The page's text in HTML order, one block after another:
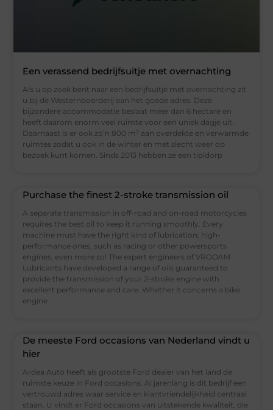
Een verassend bedrijfsuitje met overnachting
Als u op zoek bent naar een bedrijfsuitje met overnachting zit
u bij de Westernboerderij aan het goede adres. Deze
bijzondere accommodatie beslaat meer dan 6 hectare en
heeft daarom enorm veel ruimte voor een uniek dagje uit.
Daarnaast is er ook zo’n 800 m² aan overdekte en verwarmde
ruimtes zodat u ook in de winter en met slecht weer op
bezoek kunt komen. Sinds 2013 hebben ze een tipidorp
Purchase the finest 2-stroke transmission oil
A separate transmission in off-road and on-road motorcycles
requires the best oil to keep it running smoothly. Every
machine must have the right kind of lubrication; high-
performance ones, such as racing or other powersports
engines, even more so! The expert engineers of VROOAM
Lubricants have developed a range of oils guaranteed to
provide the transmission of your 2-stroke engine with
excellent performance and care. Whether it concerns a bike
engine
De meeste Ford occasions van Nederland vindt u
hier
Ardea Auto heeft als grootste Ford dealer van het land de
ruimste keuze in Ford occasions. Al jarenlang is dit bedrijf een
vertrouwd adres waar service en klantvriendelijkheid centraal
staan. U vindt er Ford occasions van uitstekende kwaliteit, die